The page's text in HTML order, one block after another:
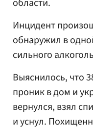
области.
Инцидент
обнаружил в
сильного
Выяснилось, что
проник в дом и
вернулся, взял
и уснул.